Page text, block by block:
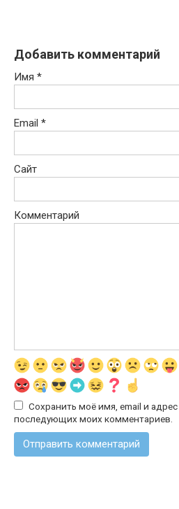
Добавить комментарий
Имя *
Email *
Сайт
Комментарий
Сохранить моё имя, email и
последующих моих комментариев.